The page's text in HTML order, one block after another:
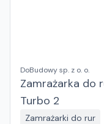
DoBudowy sp. z o. o.
Zamrażarka do
Turbo 2
Zamrażarki do rur